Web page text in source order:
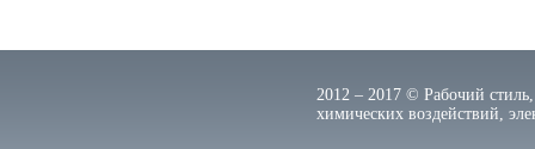
2012 – 2017 © Рабочий
химических воздействий,